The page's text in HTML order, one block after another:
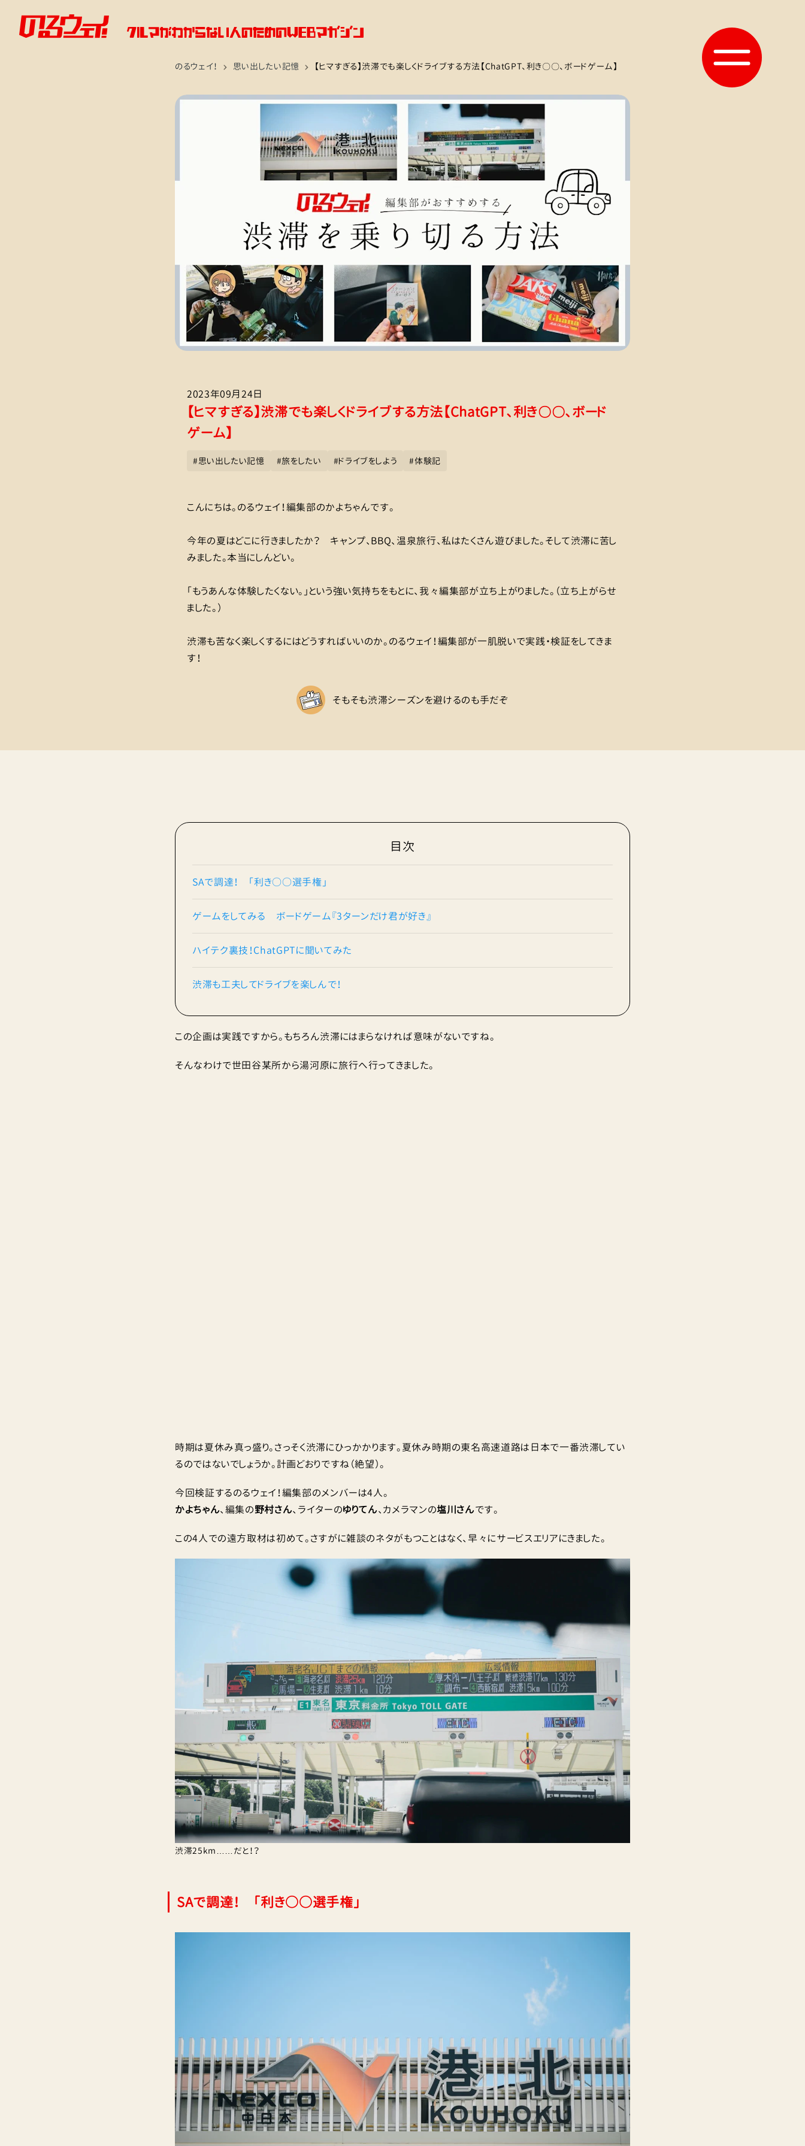
のるウェイ！ 思い出したい記憶 【ヒマすぎる】渋滞でも楽しくドライブする方法【ChatGPT、利き〇〇、ボードゲーム】
2023年09月24日
【ヒマすぎる】渋滞でも楽しくドライブする方法【ChatGPT、利き〇〇、ボード
ゲーム】
#思い出したい記憶 #旅をしたい #ドライブをしよう #体験記
こんにちは。のるウェイ！編集部のかよちゃんです。
今年の夏はどこに行きましたか？ キャンプ、BBQ、温泉旅行、私はたくさん遊びました。そして渋滞に苦し
みました。本当にしんどい。
「もうあんな体験したくない。」という強い気持ちをもとに、我々編集部が立ち上がりました。（立ち上がらせ
ました。）
渋滞も苦なく楽しくするにはどうすればいいのか。のるウェイ！編集部が一肌脱いで実践・検証をしてきま
す！
そもそも渋滞シーズンを避けるのも手だぞ
目次
SAで調達！ 「利き○○選手権」
ゲームをしてみる ボードゲーム『3ターンだけ君が好き』
ハイテク裏技！ChatGPTに聞いてみた
渋滞も工夫してドライブを楽しんで！
この企画は実践ですから。もちろん渋滞にはまらなければ意味がないですね。
そんなわけで世田谷某所から湯河原に旅行へ行ってきました。
時期は夏休み真っ盛り。さっそく渋滞にひっかかります。夏休み時期の東名高速道路は日本で一番渋滞してい
るのではないでしょうか。計画どおりですね（絶望）。
今回検証するのるウェイ！編集部のメンバーは4人。
かよちゃん、編集の野村さん、ライターのゆりてん、カメラマンの塩川さんです。
この4人での遠方取材は初めて。さすがに雑談のネタがもつことはなく、早々にサービスエリアにきました。
渋滞25km……だと！？
SAで調達！ 「利き○○選手権」